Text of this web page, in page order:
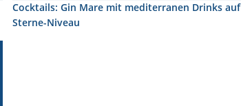
Cocktails: Gin Mare mit mediterranen Drinks auf
Sterne-Niveau